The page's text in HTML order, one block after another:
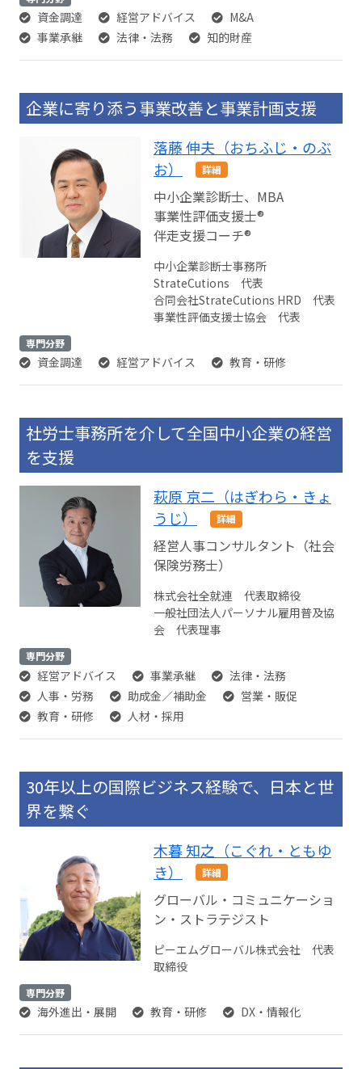
資金調達 経営アドバイス
M&A
事業承継
法律・法務 知的財産
企業に寄り添う事業改善と事業計画支援
落藤 伸夫（おちふじ・のぶ
お）
詳細
中小企業診断士、MBA
事業性評価支援士®️
伴走支援コーチ®️
中小企業診断士事務所
StrateCutions 代表
合同会社StrateCutions HRD 代表
事業性評価支援士協会 代表
専門分野
資金調達 経営アドバイス 教育・研修
社労士事務所を介して全国中小企業の経営
を支援
萩原 京二（はぎわら・きょ
うじ）
詳細
経営人事コンサルタント（社会
保険労務士）
株式会社全就連 代表取締役
一般社団法人パーソナル雇用普及協
会 代表理事
専門分野
経営アドバイス 事業承継
法律・法務
人事・労務
助成金／補助金
営業・販促
教育・研修
人材・採用
30年以上の国際ビジネス経験で、日本と世
界を繋ぐ
木暮 知之（こぐれ・ともゆ
き）
詳細
グローバル・コミュニケーショ
ン・ストラテジスト
ピーエムグローバル株式会社 代表
取締役
専門分野
海外進出・展開 教育・研修 DX・情報化